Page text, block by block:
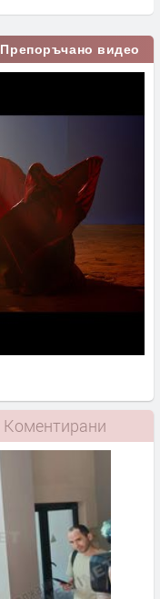
Препоръчано видео
Коментирани